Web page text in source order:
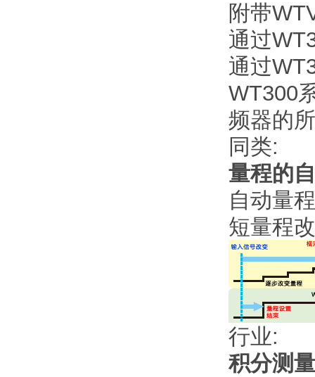
附带
通过
通过
WT300
频器的
同类:
量程的
自动量
短量程
行业:
积分测